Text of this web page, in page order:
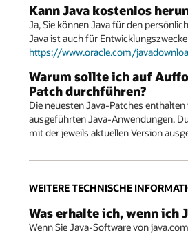
Kann Java kostenlos
Ja, Sie können Java für den
Java ist auch für
https://www.oracle.com/
Warum sollte ich auf
Patch durchführen?
Die neuesten Java-Patches
ausgeführten Java-Anwendungen.
mit der jeweils aktuellen Version
WEITERE TECHNISCHE
Was erhalte ich, wenn ich
Wenn Sie Java-Software von